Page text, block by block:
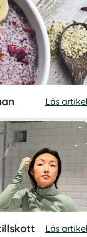
Läs artikel
Läs artikel